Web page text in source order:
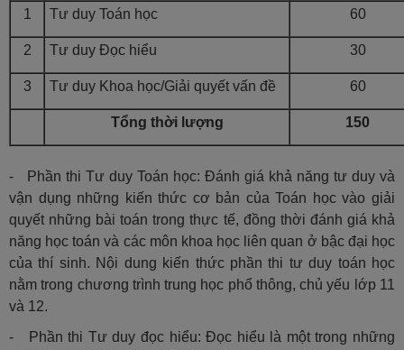
1 Tư duy Toán học 60
2 Tư duy Đọc hiểu 30
3 Tư duy Khoa học/Giải quyết vấn đề 60
Tổng thời lượng 150
- Phần thi Tư duy Toán học: Đánh giá khả năng tư duy và
vận dụng những kiến thức cơ bản của Toán học vào giải
quyết những bài toán trong thực tế, đồng thời đánh giá khả
năng học toán và các môn khoa học liên quan ở bậc đại học
của thí sinh. Nội dung kiến thức phần thi tư duy toán học
nằm trong chương trình trung học phổ thông, chủ yếu lớp 11
và 12.
- Phần thi Tư duy đọc hiểu: Đọc hiểu là một trong những